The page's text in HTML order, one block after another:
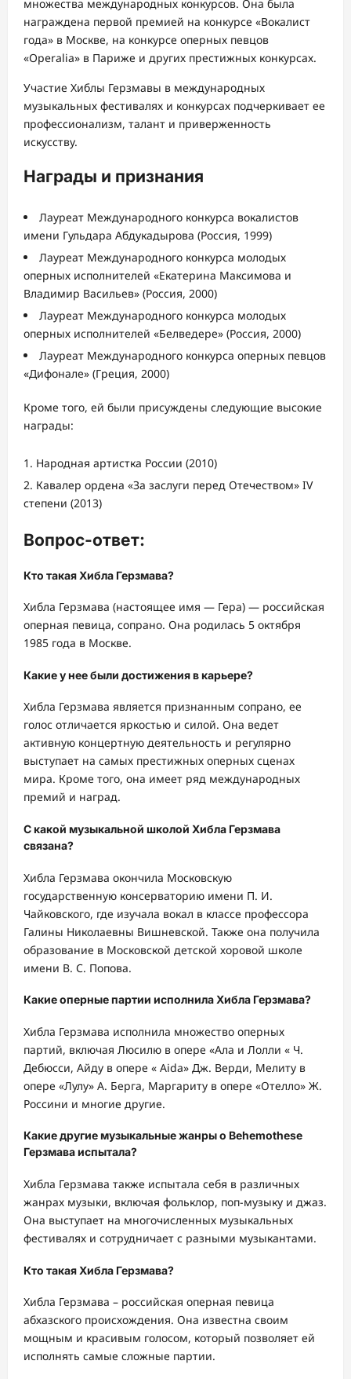
множества международных конкурсов. Она была
награждена первой премией на конкурсе «Вокалист
года» в Москве, на конкурсе оперных певцов
«Operalia» в Париже и других престижных конкурсах.
Участие Хиблы Герзмавы в международных
музыкальных фестивалях и конкурсах подчеркивает ее
профессионализм, талант и приверженность
искусству.
Награды и признания
Лауреат Международного конкурса вокалистов
имени Гульдара Абдукадырова (Россия, 1999)
Лауреат Международного конкурса молодых
оперных исполнителей «Екатерина Максимова и
Владимир Васильев» (Россия, 2000)
Лауреат Международного конкурса молодых
оперных исполнителей «Белведере» (Россия, 2000)
Лауреат Международного конкурса оперных певцов
«Дифонале» (Греция, 2000)
Кроме того, ей были присуждены следующие высокие
награды:
Народная артистка России (2010)
Кавалер ордена «За заслуги перед Отечеством» IV
степени (2013)
Вопрос-ответ:
Кто такая Хибла Герзмава?
Хибла Герзмава (настоящее имя — Гера) — российская
оперная певица, сопрано. Она родилась 5 октября
1985 года в Москве.
Какие у нее были достижения в карьере?
Хибла Герзмава является признанным сопрано, ее
голос отличается яркостью и силой. Она ведет
активную концертную деятельность и регулярно
выступает на самых престижных оперных сценах
мира. Кроме того, она имеет ряд международных
премий и наград.
С какой музыкальной школой Хибла Герзмава
связана?
Хибла Герзмава окончила Московскую
государственную консерваторию имени П. И.
Чайковского, где изучала вокал в классе профессора
Галины Николаевны Вишневской. Также она получила
образование в Московской детской хоровой школе
имени В. С. Попова.
Какие оперные партии исполнила Хибла Герзмава?
Хибла Герзмава исполнила множество оперных
партий, включая Люсилю в опере «Ала и Лолли « Ч.
Дебюсси, Айду в опере « Aida» Дж. Верди, Мелиту в
опере «Лулу» А. Берга, Маргариту в опере «Отелло» Ж.
Россини и многие другие.
Какие другие музыкальные жанры о Behemothese
Герзмава испытала?
Хибла Герзмава также испытала себя в различных
жанрах музыки, включая фольклор, поп-музыку и джаз.
Она выступает на многочисленных музыкальных
фестивалях и сотрудничает с разными музыкантами.
Кто такая Хибла Герзмава?
Хибла Герзмава – российская оперная певица
абхазского происхождения. Она известна своим
мощным и красивым голосом, который позволяет ей
исполнять самые сложные партии.